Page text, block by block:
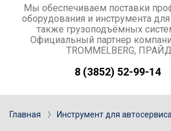
Контакты
Отзывы
Учредительные документы
Обмен и возврат товара
Каталоги
Ремонт и услуги
Гарантия
Мы обеспечиваем поставки
оборудования и инструмента
также грузоподъёмных
Официальный партнер
TROMMELBERG,
8 (3852) 52-99-14
Главная Инструмент для автосервиса